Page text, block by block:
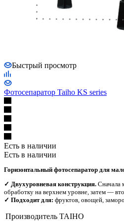
Быстрый просмотр
Фотосепаратор Taiho KS series
Есть в наличии
Есть в наличии
Горизонтальный фотосепаратор для
✓ Двухуровневая конструкция. Сначала
обработку на верхнем уровне, затем —
✓ Подходит для: фруктов, овощей,
Производитель TAIHO